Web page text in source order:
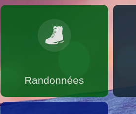
Randonnées